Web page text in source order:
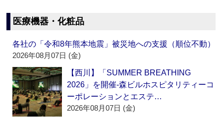
医療機器・化粧品
各社の「令和8年熊本地震」被災地への支援（順位不動）
2026年08月07日 (金)
【西川】「SUMMER BREATHING
2026」を開催‐森ビルホスピタリティーコ
ーポレーションとエステ…
2026年08月07日 (金)